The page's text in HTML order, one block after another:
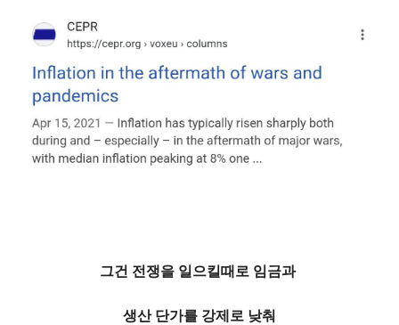
그건 전쟁을 일으킬때로 임금과
생산 단가를 강제로 낮춰